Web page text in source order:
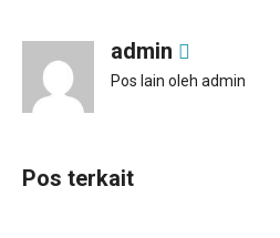
admin
Pos lain oleh admin
Pos terkait